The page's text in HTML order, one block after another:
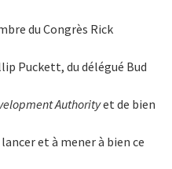
du Congrès Rick
Puckett, du délégué Bud
Authorityet de bien
et à mener à bien ce